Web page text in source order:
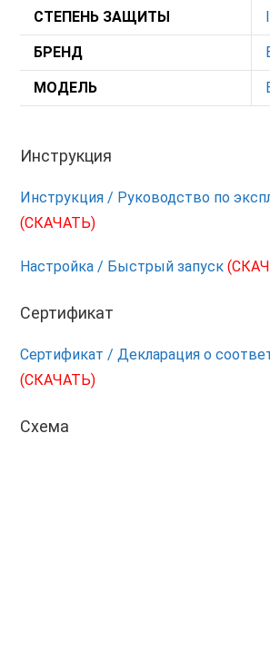
СТЕПЕНЬ ЗАЩИТЫ
БРЕНД
МОДЕЛЬ
Инструкция
Инструкция / Руководство по
(СКАЧАТЬ)
Настройка / Быстрый запуск
Сертификат
Сертификат / Декларация о
(СКАЧАТЬ)
Схема